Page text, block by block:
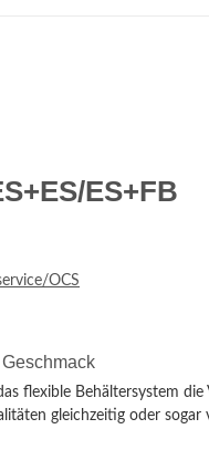
ES+FB
OCS
flexible Behältersystem die
gleichzeitig oder